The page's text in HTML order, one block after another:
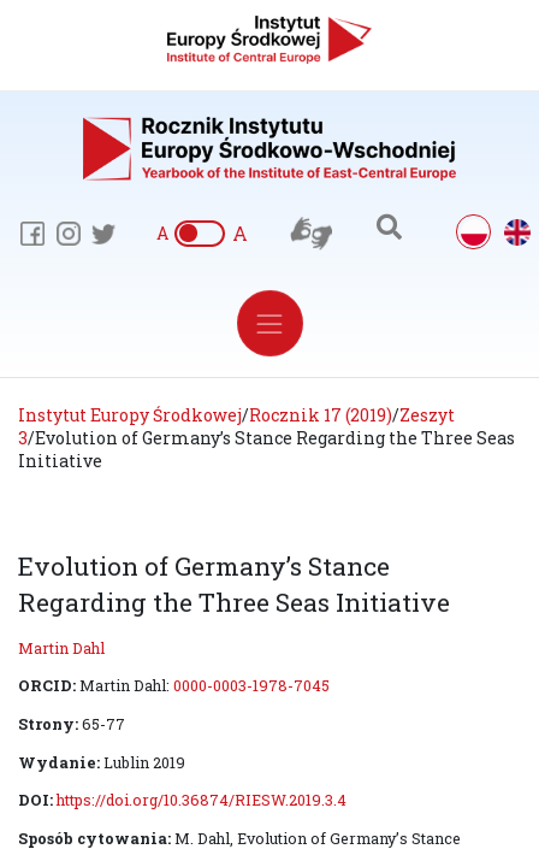
A A
Instytut Europy Środkowej/Rocznik 17 (2019)/Zeszyt
3/Evolution of Germany’s Stance Regarding the Three Seas
Initiative
Evolution of Germany’s Stance
Regarding the Three Seas Initiative
Martin Dahl
ORCID:Martin Dahl: 0000-0003-1978-7045
Strony:65-77
Wydanie:Lublin 2019
DOI:https://doi.org/10.36874/RIESW.2019.3.4
Sposób cytowania:M. Dahl, Evolution of Germany’s Stance